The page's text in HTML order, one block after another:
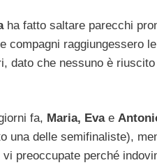
ha fatto saltare parecchi
e compagni raggiungessero
dato che nessuno è
fa, Maria, Evae
una delle semifinaliste),
preoccupate perché